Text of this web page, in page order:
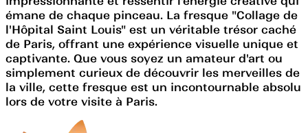
émane de chaque pinceau. La fresque "Collage de
l'Hôpital Saint Louis" est un véritable trésor caché
de Paris, offrant une expérience visuelle unique et
captivante. Que vous soyez un amateur d'art ou
simplement curieux de découvrir les merveilles de
la ville, cette fresque est un incontournable absolu
lors de votre visite à Paris.